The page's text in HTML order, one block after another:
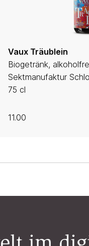
Vaux Träublein
Biogetränk,
Sektmanufaktur
75 cl
11.00